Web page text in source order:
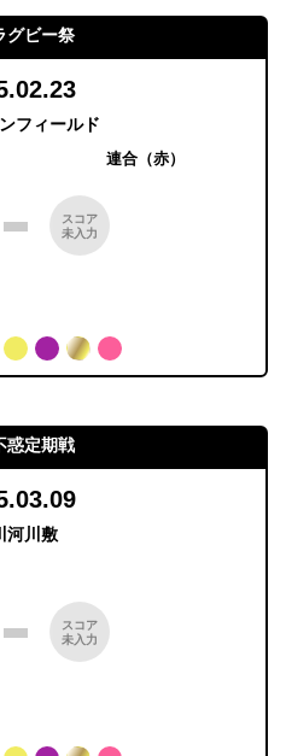
グビー祭
フィールド
連合（赤）
スコア
未入力
惑定期戦
河川敷
スコア
未入力